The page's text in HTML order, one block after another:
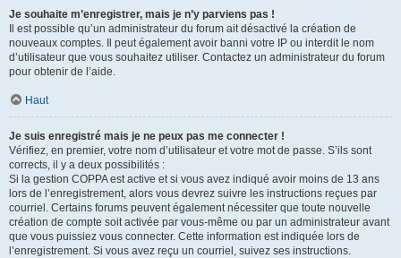
Je souhaite m’enregistrer, mais je n’y parviens pas !
Il est possible qu’un administrateur du forum ait désactivé la création de
nouveaux comptes. Il peut également avoir banni votre IP ou interdit le nom
d’utilisateur que vous souhaitez utiliser. Contactez un administrateur du forum
pour obtenir de l’aide.
Haut
Je suis enregistré mais je ne peux pas me connecter !
Vérifiez, en premier, votre nom d’utilisateur et votre mot de passe. S’ils sont
corrects, il y a deux possibilités :
Si la gestion COPPA est active et si vous avez indiqué avoir moins de 13 ans
lors de l’enregistrement, alors vous devrez suivre les instructions reçues par
courriel. Certains forums peuvent également nécessiter que toute nouvelle
création de compte soit activée par vous-même ou par un administrateur avant
que vous puissiez vous connecter. Cette information est indiquée lors de
l’enregistrement. Si vous avez reçu un courriel, suivez ses instructions.